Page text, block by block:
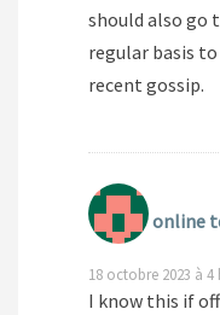
should also go
regular basis
recent gossip.
online
18 octobre 2023 à 4
I know this if